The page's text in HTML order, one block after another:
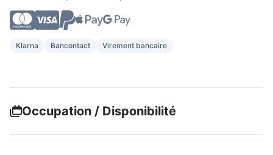
Klarna Bancontact Virement bancaire
Occupation / Disponibilité